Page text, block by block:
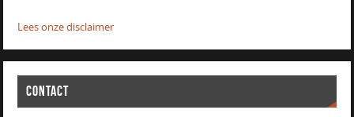
Lees onze disclaimer
CONTACT